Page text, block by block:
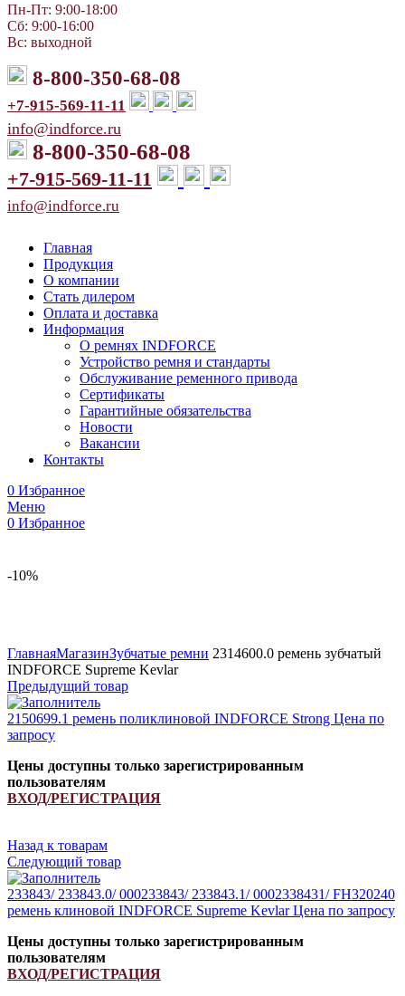
Пн-Пт: 9:00-18:00
Сб: 9:00-16:00
Вс: выходной
8-800-350-68-08
+7-915-569-11-11
info@indforce.ru
8-800-350-68-08
+7-915-569-11-11
info@indforce.ru
Главная
Продукция
О компании
Стать дилером
Оплата и доставка
Информация
О ремнях INDFORCE
Устройство ремня и стандарты
Обслуживание ременного привода
Сертификаты
Гарантийные обязательства
Новости
Вакансии
Контакты
0 Избранное
Меню
0 Избранное
-10%
ГлавнаяМагазинЗубчатые ремни 2314600.0 ремень зубчатый
INDFORCE Supreme Kevlar
Предыдущий товар
2150699.1 ремень поликлиновой INDFORCE Strong Цена по
запросу
Цены доступны только зарегистрированным
пользователям
ВХОД/РЕГИСТРАЦИЯ
Назад к товарам
Следующий товар
233843/ 233843.0/ 000233843/ 233843.1/ 0002338431/ FH320240
ремень клиновой INDFORCE Supreme KevlarЦена по запросу
Цены доступны только зарегистрированным
пользователям
ВХОД/РЕГИСТРАЦИЯ